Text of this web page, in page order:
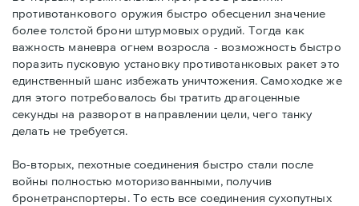
противотанкового оружия быстро обесценил значение
более толстой брони штурмовых орудий. Тогда как
важность маневра огнем возросла - возможность быстро
поразить пусковую установку противотанковых ракет это
единственный шанс избежать уничтожения. Самоходке же
для этого потребовалось бы тратить драгоценные
секунды на разворот в направлении цели, чего танку
делать не требуется.
Во-вторых, пехотные соединения быстро стали после
войны полностью моторизованными, получив
бронетранспортеры. То есть все соединения сухопутных